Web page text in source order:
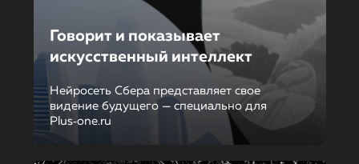
Говорит и показывает
искусственный интеллект
Нейросеть Сбера представляет свое
видение будущего — специально для
Plus‑one.ru